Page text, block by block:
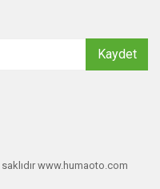
Kaydet
www.humaoto.com